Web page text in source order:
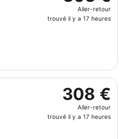
Aller-
retour,
17
heures
Aller-retour
trouvé il y a 17 heures
308 €
Aller-
retour,
308 €
Aller-retour
trouvé il y a 17 heures
le mer 14 oct. de